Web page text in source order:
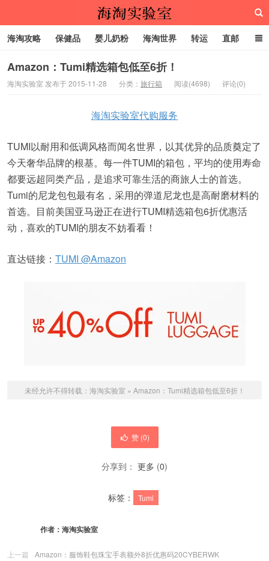
海淘攻略 保健品 婴儿奶粉 海淘世界 转运 直邮
代购服务
Amazon：Tumi精选箱包低至6折！
海淘实验室 发布于 2015-11-28 分类： 旅行箱 阅读(4698) 评论(0)
海淘实验室代购服务
TUMI以耐用和低调风格而闻名世界，以其优异的品质奠定了
今天奢华品牌的根基。每一件TUMI的箱包，平均的使用寿命
都要远超同类产品，是追求可靠生活的商旅人士的首选。
Tumi的尼龙包包最有名，采用的弹道尼龙也是高耐磨材料的
首选。目前美国亚马逊正在进行TUMI精选箱包6折优惠活
动，喜欢的TUMI的朋友不妨看看！
直达链接： TUMI @Amazon
未经允许不得转载： 海淘实验室 » Amazon：Tumi精选箱包低至6折！
赞 (0)
分享到： 更多 (0)
标签： Tumi
作者： 海淘实验室
上一篇
Amazon：服饰鞋包珠宝手表额外8折优惠码20CYBERWK